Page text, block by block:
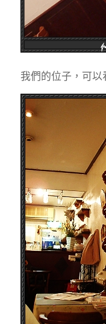
我們的位子，可